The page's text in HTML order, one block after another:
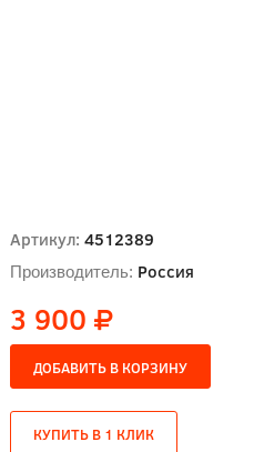
Артикул: 4512389
Производитель: Россия
3 900